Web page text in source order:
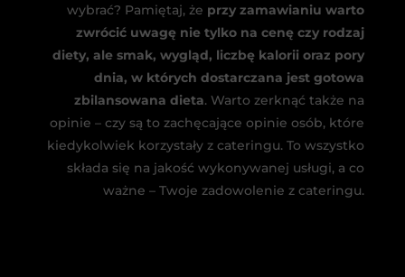
wybrać? Pamiętaj, że przy zamawianiu warto
zwrócić uwagę nie tylko na cenę czy rodzaj
diety, ale smak, wygląd, liczbę kalorii oraz pory
dnia, w których dostarczana jest gotowa
zbilansowana dieta. Warto zerknąć także na
opinie – czy są to zachęcające opinie osób, które
kiedykolwiek korzystały z cateringu. To wszystko
składa się na jakość wykonywanej usługi, a co
ważne – Twoje zadowolenie z cateringu.